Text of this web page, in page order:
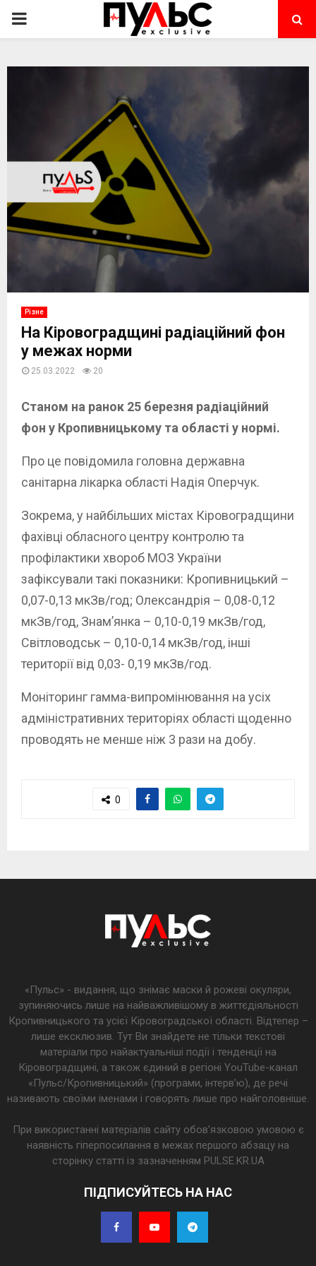
PRIMARY
Різне
На Кіровоградщині радіаційний фон
у межах норми
25.03.2022 20
Станом на ранок 25 березня радіаційний
фон у Кропивницькому та області у нормі.
Про це повідомила головна державна
санітарна лікарка області Надія Оперчук.
Зокрема, у найбільших містах Кіровоградщини
фахівці обласного центру контролю та
профілактики хвороб МОЗ України
зафіксували такі показники: Кропивницький –
0,07-0,13 мкЗв/год; Олександрія – 0,08-0,12
мкЗв/год, Знам’янка – 0,10-0,19 мкЗв/год,
Світловодськ – 0,10-0,14 мкЗв/год, інші
території від 0,03- 0,19 мкЗв/год.
Моніторинг гамма-випромінювання на усіх
адміністративних територіях області щоденно
проводять не менше ніж 3 рази на добу.
0
«Пульс» - видання, що знімає маски й рожеві окуляри,
зупиняючись лише на найважливішому в життєдіяльності
Кропивницького та усієї Кіровоградської області. Відтепер –
лише ексклюзив. Тут Ви знайдете не тільки текстові
матеріали про найактуальніші події і тенденції на
Кіровоградщині, а також єдиний в регіоні YouTube-канал
«Пульс/Кропивницький» (програми, інтерв’ю), де речі
називають своїми іменами і говорять лише про найголовніше.
При використанні матеріалів сайту обов'язковою умовою є
наявність гіперпосилання в межах першого абзацу на
сторінку статті із зазначенням PULSE.KR.UA
ПІДПИСУЙТЕСЬ НА НАС